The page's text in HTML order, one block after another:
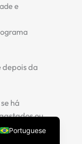
e
depois da
há
ou
Portuguese
English
Turkish
Spanish